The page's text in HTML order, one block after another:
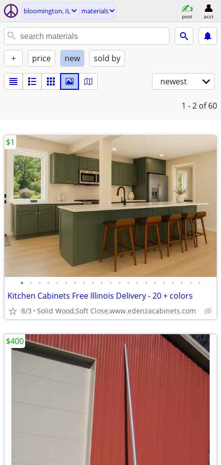
bloomington, IL materials
post acct
+ price new sold by
newest
1 - 2 of 60
• • • • • • • • • • • • • • • • • • • • •
Kitchen Cabinets Free Illinois Delivery - 20 + colors
8/3 Solid Wood,Soft Close,www.edenzacabinets.com
$1
$400